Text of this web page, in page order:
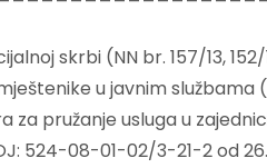
skrbi (NN br. 157/13,
u javnim službama
za pružanje usluga u
524-08-01-02/3-21-2 od